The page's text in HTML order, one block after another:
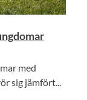
med
sig jämfört...